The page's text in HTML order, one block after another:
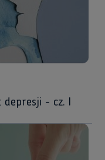
depresji - cz. I